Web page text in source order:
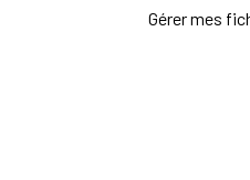
Gérer mes